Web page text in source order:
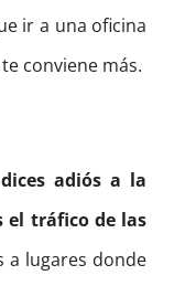
ir a una oficina
conviene más.
adiós a la
el tráfico de las
a lugares donde